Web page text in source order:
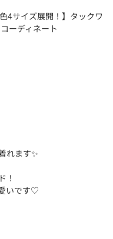
4サイズ展開！】タックワ
ーディネート
れます✨
！
いです♡